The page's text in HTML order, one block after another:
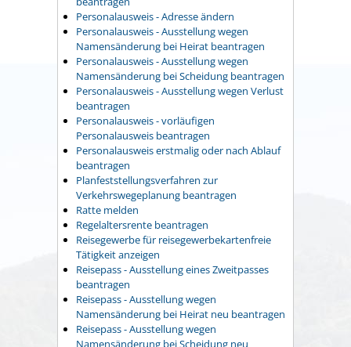
Personalausweis - Adresse ändern
Personalausweis - Ausstellung wegen
Namensänderung bei Heirat beantragen
Personalausweis - Ausstellung wegen
Namensänderung bei Scheidung beantragen
Personalausweis - Ausstellung wegen Verlust
beantragen
Personalausweis - vorläufigen
Personalausweis beantragen
Personalausweis erstmalig oder nach Ablauf
beantragen
Planfeststellungsverfahren zur
Verkehrswegeplanung beantragen
Ratte melden
Regelaltersrente beantragen
Reisegewerbe für reisegewerbekartenfreie
Tätigkeit anzeigen
Reisepass - Ausstellung eines Zweitpasses
beantragen
Reisepass - Ausstellung wegen
Namensänderung bei Heirat neu beantragen
Reisepass - Ausstellung wegen
Namensänderung bei Scheidung neu